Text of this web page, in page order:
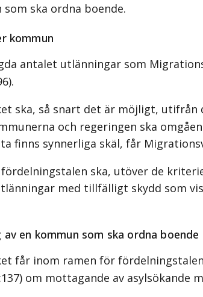
som ska ordna boende.
kommun
antalet utlänningar som
ska, så snart det är möjligt, utifrån
och regeringen ska
finns synnerliga skäl, får
ska, utöver de
med tillfälligt skydd som
en kommun som ska ordna boende
får inom ramen för
om mottagande av asylsökande